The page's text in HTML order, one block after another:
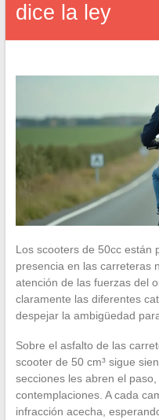
dice la ley
Los scooters de 50cc están
presencia en las carreteras
atención de las fuerzas del
claramente las diferentes
despejar la ambigüedad
Sobre el asfalto de las
scooter de 50 cm³ sigue
secciones les abren el
contemplaciones. A cada
infracción acecha,